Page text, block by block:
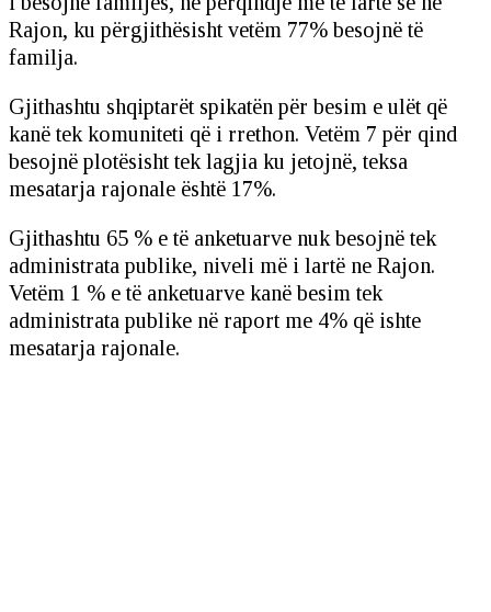
Rajon, ku përgjithësisht vetëm 77% besojnë të
familja.
Gjithashtu shqiptarët spikatën për besim e ulët që
kanë tek komuniteti që i rrethon. Vetëm 7 për qind
besojnë plotësisht tek lagjia ku jetojnë, teksa
mesatarja rajonale është 17%.
Gjithashtu 65 % e të anketuarve nuk besojnë tek
administrata publike, niveli më i lartë ne Rajon.
Vetëm 1 % e të anketuarve kanë besim tek
administrata publike në raport me 4% që ishte
mesatarja rajonale.